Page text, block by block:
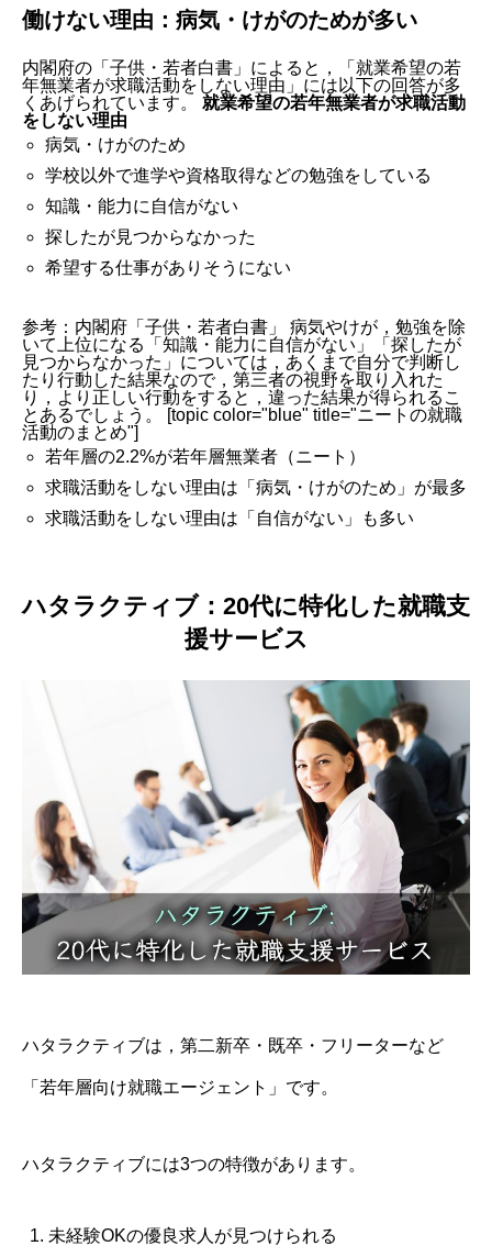
働けない理由：病気・けがのためが多い
内閣府の「子供・若者白書」によると，「就業希望の若
年無業者が求職活動をしない理由」には以下の回答が多
くあげられています。 就業希望の若年無業者が求職活動
をしない理由
病気・けがのため
学校以外で進学や資格取得などの勉強をしている
知識・能力に自信がない
探したが見つからなかった
希望する仕事がありそうにない
参考：内閣府「子供・若者白書」 病気やけが，勉強を除
いて上位になる「知識・能力に自信がない」「探したが
見つからなかった」については，あくまで自分で判断し
たり行動した結果なので，第三者の視野を取り入れた
り，より正しい行動をすると，違った結果が得られるこ
とあるでしょう。 [topic color="blue" title="ニートの就職
活動のまとめ"]
若年層の2.2%が若年層無業者（ニート）
求職活動をしない理由は「病気・けがのため」が最多
求職活動をしない理由は「自信がない」も多い
ハタラクティブ：20代に特化した就職支
援サービス
ハタラクティブは，第二新卒・既卒・フリーターなど
「若年層向け就職エージェント」です。
ハタラクティブには3つの特徴があります。
未経験OKの優良求人が見つけられる